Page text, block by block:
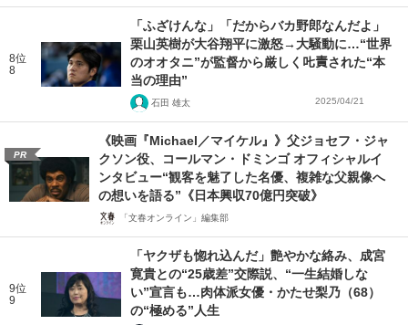
8位
8
「ふざけんな」「だからバカ野郎なんだよ」
栗山英樹が大谷翔平に激怒→大騒動に…“世界
のオオタニ”が監督から厳しく𠮟責された“本
当の理由”
石田 雄太 2025/04/21
PR
《映画『Michael／マイケル』》父ジョセフ・ジャ
クソン役、コールマン・ドミンゴ オフィシャルイ
ンタビュー“観客を魅了した名優、複雑な父親像へ
の想いを語る”《日本興収70億円突破》
「文春オンライン」編集部
9位
9
「ヤクザも惚れ込んだ」艶やかな絡み、成宮
寛貴との“25歳差”交際説、“一生結婚しな
い”宣言も…肉体派女優・かたせ梨乃（68）
の“極める”人生